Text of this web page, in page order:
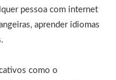
pessoa com internet
aprender idiomas
como o